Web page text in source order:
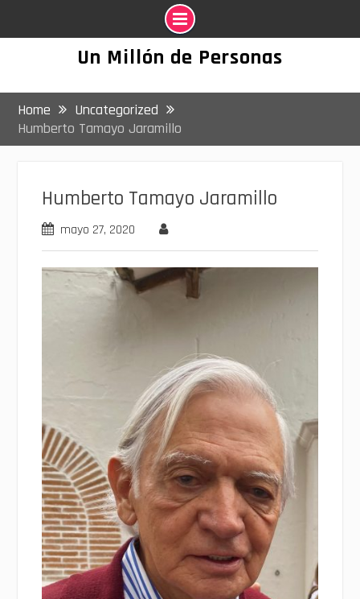
Un Millón de Personas
Home
Uncategorized
Humberto Tamayo Jaramillo
Humberto Tamayo Jaramillo
mayo 27, 2020